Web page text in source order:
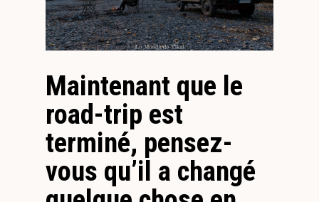
Maintenant que le
road-trip est
terminé, pensez-
vous qu’il a changé